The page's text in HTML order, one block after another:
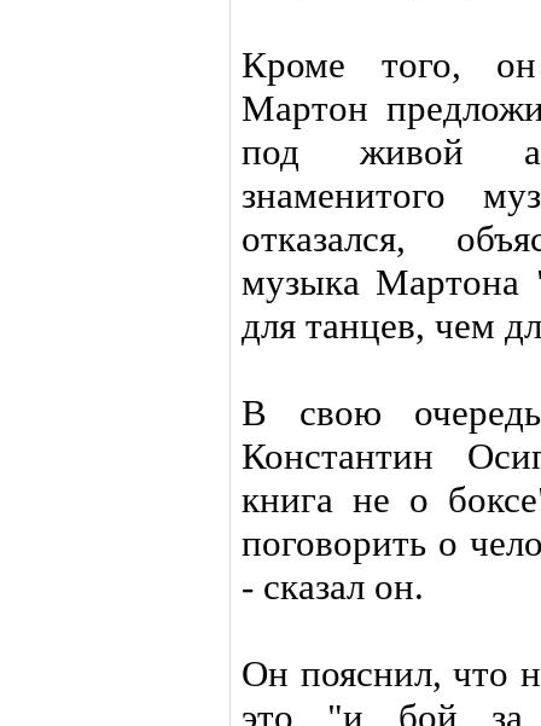
Кроме того,
Мартон
под живой
знаменитого
отказался,
музыка Мартона
для танцев, чем
В свою
Константин
книга не о
поговорить о
- сказал он.
Он пояснил, что
это "и бой за